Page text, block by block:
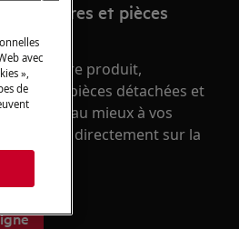
et pièces
de votre produit,
pièces détachées et
au mieux à vos
A acheter directement sur la
avec
»,
de